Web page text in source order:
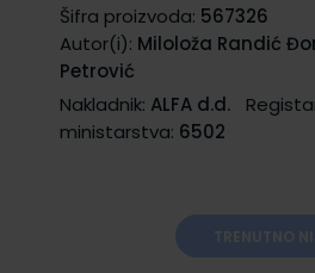
Šifra proizvoda: 567326
Autor(i): Miloloža Randić
Petrović
Nakladnik: ALFA d.d.
ministarstva: 6502